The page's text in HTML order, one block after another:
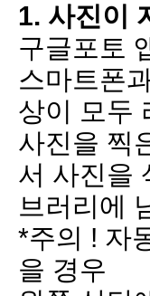
1. 사진이
구글포토
스마트폰
상이 모두
사진을 찍
서 사진을
브러리에
*주의 ! 자
을 경우